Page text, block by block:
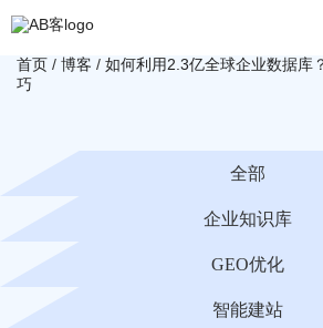
首页 / 博客 / 如何利用2.3亿全球企业数据库
巧
全部
企业知识库
GEO优化
智能建站